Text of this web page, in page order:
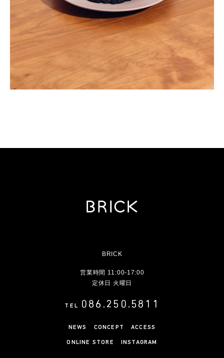
BRICK
営業時間 11:00-17:00
定休日 火曜日
TEL 086.250.5811
NEWS CONCEPT ACCESS
ONLINE STORE INSTAGRAM